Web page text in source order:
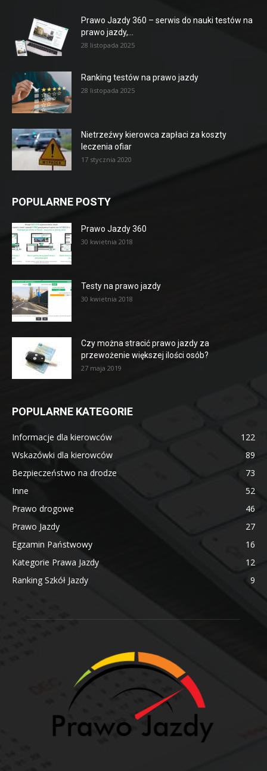
Prawo Jazdy 360 – serwis do nauki testów na
prawo jazdy,...
28 listopada 2025
Ranking testów na prawo jazdy
28 listopada 2025
Nietrzeźwy kierowca zapłaci za koszty
leczenia ofiar
17 stycznia 2020
POPULARNE POSTY
Prawo Jazdy 360
30 kwietnia 2018
Testy na prawo jazdy
30 kwietnia 2018
Czy można stracić prawo jazdy za
przewożenie większej ilości osób?
27 maja 2019
POPULARNE KATEGORIE
Informacje dla kierowców
122
Wskazówki dla kierowców
89
Bezpieczeństwo na drodze
73
Inne
52
Prawo drogowe
46
Prawo Jazdy
27
Egzamin Państwowy
16
Kategorie Prawa Jazdy
12
Ranking Szkół Jazdy
9